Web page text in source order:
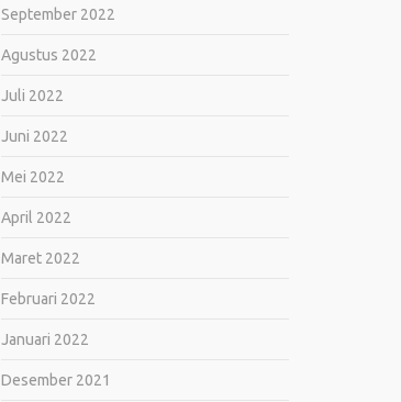
September 2022
Agustus 2022
Juli 2022
Juni 2022
Mei 2022
April 2022
Maret 2022
Februari 2022
Januari 2022
Desember 2021